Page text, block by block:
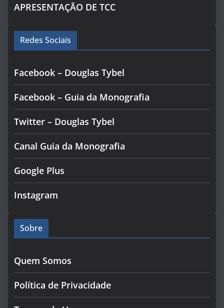
APRESENTAÇÃO DE TCC
Redes Sociais
Facebook – Douglas Tybel
Facebook – Guia da Monografia
Twitter – Douglas Tybel
Canal Guia da Monografia
Google Plus
Instagram
Sobre
Quem Somos
Política de Privacidade